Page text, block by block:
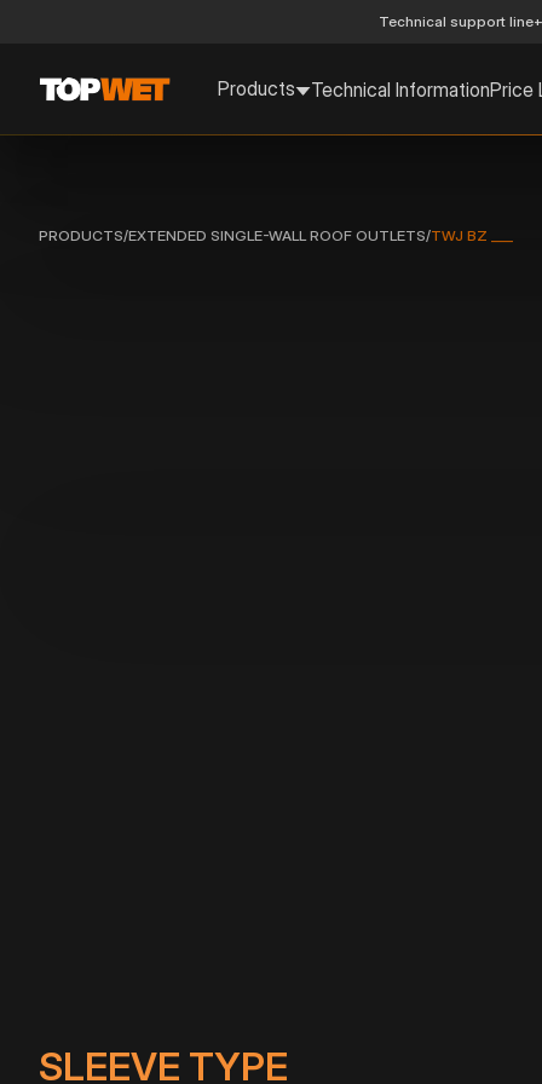
Technical support line
Products Technical InformationPrice
PRODUCTS/EXTENDED SINGLE-WALL ROOF OUTLETS/TWJ BZ ___
SLEEVE TYPE